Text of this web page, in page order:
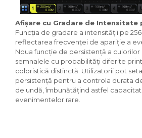
Afișare cu Gradare de Intensitate
Funcția de gradare a intensității pe
reflectarea frecvenței de apariție a
Noua funcție de persistență a culorilor
semnalele cu probabilități diferite
coloristică distinctă. Utilizatorii pot
persistență pentru a controla durata
de undă, îmbunătățind astfel
evenimentelor rare.